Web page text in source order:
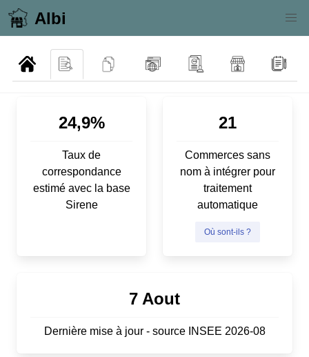
Albi
24,9%
Taux de
correspondance
estimé avec la base
Sirene
21
Commerces sans
nom à intégrer pour
traitement
automatique
Où sont-ils ?
7 Aout
Dernière mise à jour - source INSEE 2026-08